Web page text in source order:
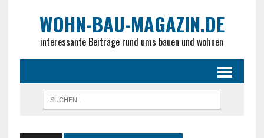
WOHN-BAU-MAGAZIN.DE
interessante Beiträge rund ums bauen und wohnen